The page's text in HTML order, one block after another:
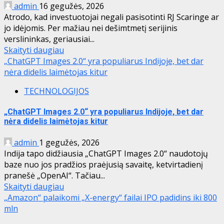
admin 16 gegužės, 2026
Atrodo, kad investuotojai negali pasisotinti RJ Scaringe ar
jo idėjomis. Per mažiau nei dešimtmetį serijinis
verslininkas, geriausiai...
Skaityti daugiau
„ChatGPT Images 2.0“ yra populiarus Indijoje, bet dar
nėra didelis laimėtojas kitur
TECHNOLOGIJOS
„ChatGPT Images 2.0“ yra populiarus Indijoje, bet dar
nėra didelis laimėtojas kitur
admin 1 gegužės, 2026
Indija tapo didžiausia „ChatGPT Images 2.0“ naudotojų
baze nuo jos pradžios praėjusią savaitę, ketvirtadienį
pranešė „OpenAI“. Tačiau...
Skaityti daugiau
„Amazon“ palaikomi „X-energy“ failai IPO padidins iki 800
mln